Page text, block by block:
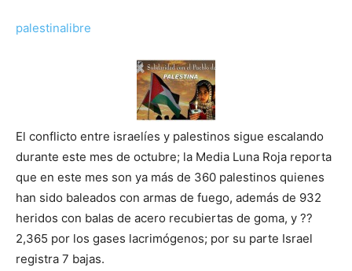
palestinalibre
El conflicto entre israelíes y palestinos sigue escalando
durante este mes de octubre; la Media Luna Roja reporta
que en este mes son ya más de 360 palestinos quienes
han sido baleados con armas de fuego, además de 932
heridos con balas de acero recubiertas de goma, y ??
2,365 por los gases lacrimógenos; por su parte Israel
registra 7 bajas.